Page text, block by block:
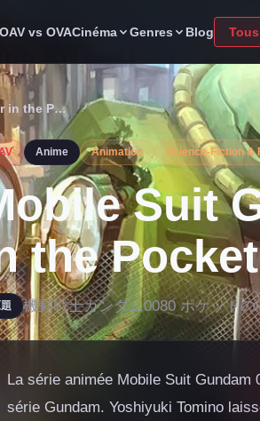
OAV vs OVACinéma Genres Blog
in the P…
Anime Animation Science-Fiction &
Suit
the Pocket
機動戦士ガンダム0080 ポケットの
La série animée Mobile Suit
série Gundam. Yoshiyuki Tomino